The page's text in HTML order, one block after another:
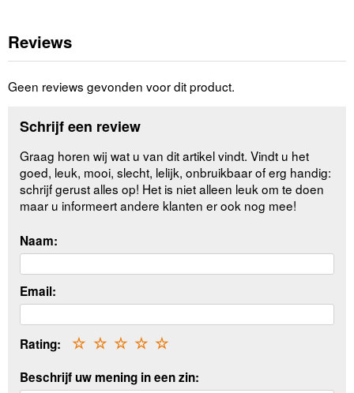
Reviews
Geen reviews gevonden voor dit product.
Schrijf een review
Graag horen wij wat u van dit artikel vindt. Vindt u het
goed, leuk, mooi, slecht, lelijk, onbruikbaar of erg handig:
schrijf gerust alles op! Het is niet alleen leuk om te doen
maar u informeert andere klanten er ook nog mee!
Naam:
Email:
Rating: ☆
☆
☆
☆
☆
Beschrijf uw mening in een zin: